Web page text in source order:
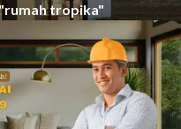
tropika"